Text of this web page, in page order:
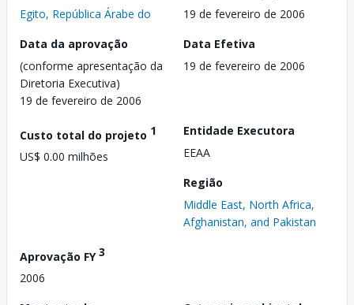
Egito, República Árabe do
19 de fevereiro de 2006
Data da aprovação
(conforme apresentação da
Diretoria Executiva)
19 de fevereiro de 2006
Data Efetiva
19 de fevereiro de 2006
Custo total do projeto 1
US$ 0.00 milhões
Entidade Executora
EEAA
Região
Middle East, North Africa,
Afghanistan, and Pakistan
Aprovação FY3
2006